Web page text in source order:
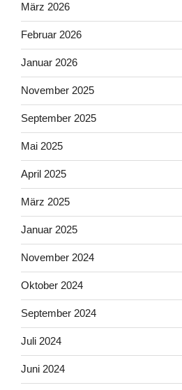
März 2026
Februar 2026
Januar 2026
November 2025
September 2025
Mai 2025
April 2025
März 2025
Januar 2025
November 2024
Oktober 2024
September 2024
Juli 2024
Juni 2024